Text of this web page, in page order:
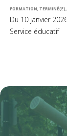
FORMATION, TERMINÉ(E),
Du 10 janvier
Service éducatif